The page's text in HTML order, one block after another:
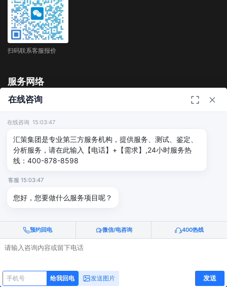
扫码联系客服报价
服务网络
广州
芜湖
四川
友情链接
广州海沣检测 汇策可靠性检测
© 2026 深圳汇策众创空间管理有限公司 & 广州海沣检测认证有限公司
电话咨询
在线咨询
在线咨询 15:03:47
汇策集团是专业第三方服务机构，提供服务、测试、鉴定、
分析服务，请在此输入【电话】+【需求】,24小时服务热
线：400-878-8598
客服 15:03:47
您好，您要做什么服务项目呢？
预约回电 微信/电咨询 400热线
给我回电 发送图片 发送